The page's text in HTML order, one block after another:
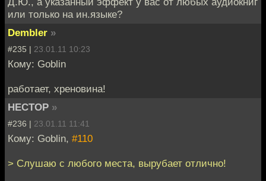
или только на ин.языке?
Dembler »
#235 | 23.01.11 10:23
Кому: Goblin
работает, хреновина!
HECTOP »
#236 | 23.01.11 11:41
Кому: Goblin, #110
> Слушаю с любого места, вырубает отлично!